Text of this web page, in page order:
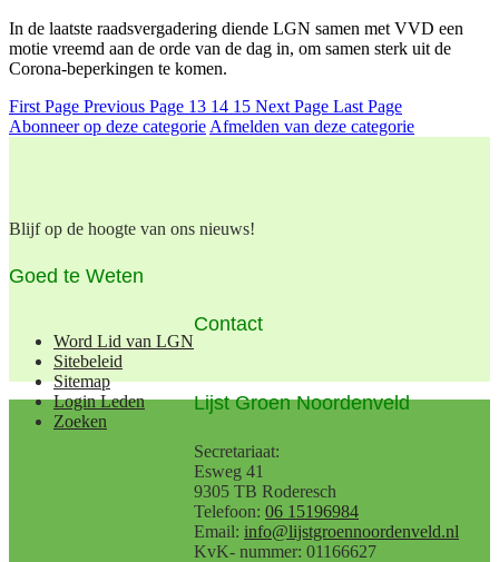
In de laatste raadsvergadering diende LGN samen met VVD een
motie vreemd aan de orde van de dag in, om samen sterk uit de
Corona-beperkingen te komen.
First Page Previous Page 13 14 15 Next Page Last Page
Abonneer op deze categorie Afmelden van deze categorie
Blijf op de hoogte van ons nieuws!
Goed te Weten
Word Lid van LGN
Sitebeleid
Sitemap
Login Leden
Zoeken
Contact
Lijst Groen Noordenveld
Secretariaat:
Esweg 41
9305 TB Roderesch
Telefoon: 06 15196984
Email: info@lijstgroennoordenveld.nl
KvK- nummer: 01166627